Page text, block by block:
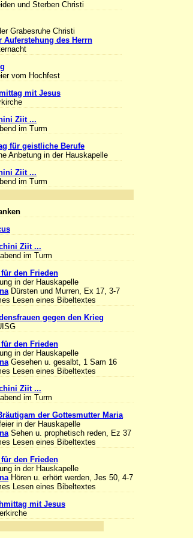
und Sterben Christi
Grabesruhe Christi
Auferstehung des Herrn
vom Hochfest
mit Jesus
Ziit ...
im Turm
für geistliche Berufe
Anbetung in der Hauskapelle
Ziit ...
im Turm
Ziit ...
im Turm
den Frieden
in der Hauskapelle
Dürsten und Murren, Ex 17, 3-7
Lesen eines Bibeltextes
gegen den Krieg
den Frieden
in der Hauskapelle
Gesehen u. gesalbt, 1 Sam 16
Lesen eines Bibeltextes
Ziit ...
im Turm
der Gottesmutter Maria
in der Hauskapelle
Sehen u. prophetisch reden, Ez 37
Lesen eines Bibeltextes
den Frieden
in der Hauskapelle
Hören u. erhört werden, Jes 50, 4-7
Lesen eines Bibeltextes
mit Jesus